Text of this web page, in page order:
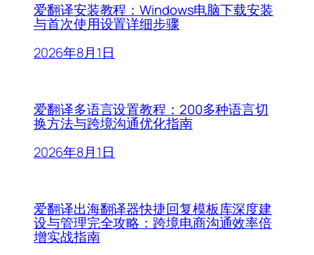
爱翻译安装教程：Windows电脑下载安装
与首次使用设置详细步骤
2026年8月1日
爱翻译多语言设置教程：200多种语言切
换方法与跨境沟通优化指南
2026年8月1日
爱翻译出海翻译器快捷回复模板库深度建
设与管理完全攻略：跨境电商沟通效率倍
增实战指南